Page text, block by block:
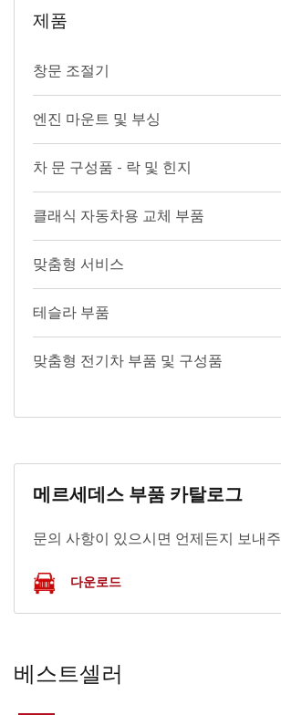
제품
창문 조절기
엔진 마운트 및 부싱
차 문 구성품 - 락 및 힌지
클래식 자동차용 교체 부품
맞춤형 서비스
테슬라 부품
맞춤형 전기차 부품 및 구성품
메르세데스 부품 카탈로그
문의 사항이 있으시면 언제든지 보내
다운로드
베스트셀러